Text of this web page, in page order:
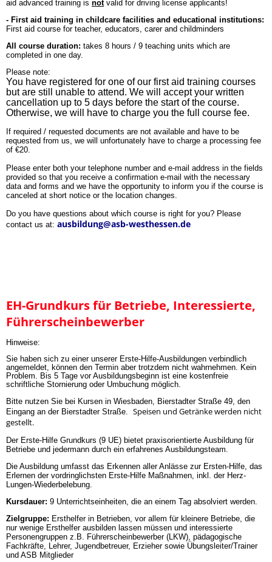
aid advanced training is notvalid for driving license applicants!
- First aid training in childcare facilities and educational institutions:
First aid course for teacher, educators, carer and childminders
All course duration: takes 8 hours / 9 teaching units which are
completed in one day.
Please note:
You have registered for one of our first aid training courses
but are still unable to attend. We will accept your written
cancellation up to 5 days before the start of the course.
Otherwise, we will have to charge you the full course fee.
If required / requested documents are not available and have to be
requested from us, we will unfortunately have to charge a processing fee
of €20.
Please enter both your telephone number and e-mail address in the fields
provided so that you receive a confirmation e-mail with the necessary
data and forms and we have the opportunity to inform you if the course is
canceled at short notice or the location changes.
Do you have questions about which course is right for you? Please
contact us at: ausbildung@asb-westhessen.de
EH-Grundkurs für Betriebe, Interessierte,
Führerscheinbewerber
Hinweise:
Sie haben sich zu einer unserer Erste-Hilfe-Ausbildungen verbindlich
angemeldet, können den Termin aber trotzdem nicht wahrnehmen. Kein
Problem. Bis 5 Tage vor Ausbildungsbeginn ist eine kostenfreie
schriftliche Stornierung oder Umbuchung möglich.
Bitte nutzen Sie bei Kursen in Wiesbaden, Bierstadter Straße 49, den
Eingang an der Bierstadter Straße. Speisen und Getränke werden nicht
gestellt.
Der Erste-Hilfe Grundkurs (9 UE) bietet praxisorientierte Ausbildung für
Betriebe und jedermann durch ein erfahrenes Ausbildungsteam.
Die Ausbildung umfasst das Erkennen aller Anlässe zur Ersten-Hilfe, das
Erlernen der vordringlichsten Erste-Hilfe Maßnahmen, inkl. der Herz-
Lungen-Wiederbelebung.
Kursdauer: 9 Unterrichtseinheiten, die an einem Tag absolviert werden.
Zielgruppe: Ersthelfer in Betrieben, vor allem für kleinere Betriebe, die
nur wenige Ersthelfer ausbilden lassen müssen und interessierte
Personengruppen z.B. Führerscheinbewerber (LKW), pädagogische
Fachkräfte, Lehrer, Jugendbetreuer, Erzieher sowie Übungsleiter/Trainer
und ASB Mitglieder